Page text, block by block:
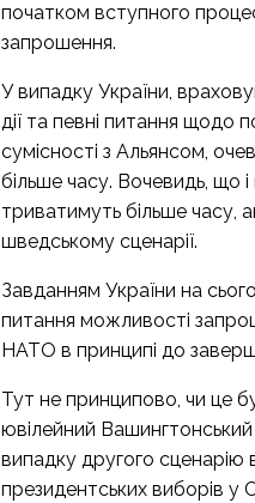
початком вступного
запрошення.
У випадку України,
дії та певні питання щодо
сумісності з Альянсом,
більше часу. Вочевидь, що
триватимуть більше часу,
шведському сценарії.
Завданням України на
питання можливості
НАТО в принципі до
Тут не принципово, чи це
ювілейний
випадку другого сценарію
президентських виборів